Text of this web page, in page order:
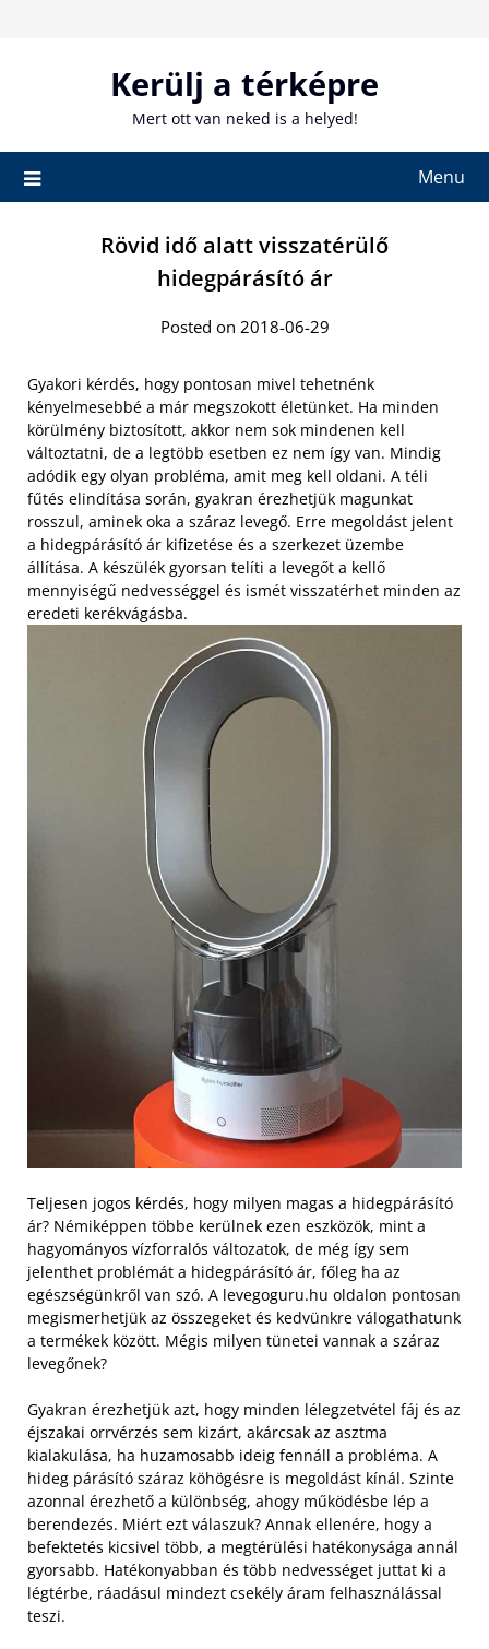
Kerülj a térképre
Mert ott van neked is a helyed!
Menu
Rövid idő alatt visszatérülő
hidegpárásító ár
Posted on 2018-06-29
Gyakori kérdés, hogy pontosan mivel tehetnénk
kényelmesebbé a már megszokott életünket. Ha minden
körülmény biztosított, akkor nem sok mindenen kell
változtatni, de a legtöbb esetben ez nem így van. Mindig
adódik egy olyan probléma, amit meg kell oldani. A téli
fűtés elindítása során, gyakran érezhetjük magunkat
rosszul, aminek oka a száraz levegő. Erre megoldást jelent
a hidegpárásító ár kifizetése és a szerkezet üzembe
állítása. A készülék gyorsan telíti a levegőt a kellő
mennyiségű nedvességgel és ismét visszatérhet minden az
eredeti kerékvágásba.
Teljesen jogos kérdés, hogy milyen magas a hidegpárásító
ár? Némiképpen többe kerülnek ezen eszközök, mint a
hagyományos vízforralós változatok, de még így sem
jelenthet problémát a hidegpárásító ár, főleg ha az
egészségünkről van szó. A levegoguru.hu oldalon pontosan
megismerhetjük az összegeket és kedvünkre válogathatunk
a termékek között. Mégis milyen tünetei vannak a száraz
levegőnek?
Gyakran érezhetjük azt, hogy minden lélegzetvétel fáj és az
éjszakai orrvérzés sem kizárt, akárcsak az asztma
kialakulása, ha huzamosabb ideig fennáll a probléma. A
hideg párásító száraz köhögésre is megoldást kínál. Szinte
azonnal érezhető a különbség, ahogy működésbe lép a
berendezés. Miért ezt válaszuk? Annak ellenére, hogy a
befektetés kicsivel több, a megtérülési hatékonysága annál
gyorsabb. Hatékonyabban és több nedvességet juttat ki a
légtérbe, ráadásul mindezt csekély áram felhasználással
teszi.